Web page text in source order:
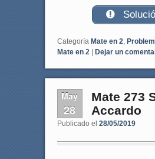
Categoría Mate en 2,
Mate en 2
Dejar un
May
28
Mate 273
Accardo
Publicado el 28/05/2019